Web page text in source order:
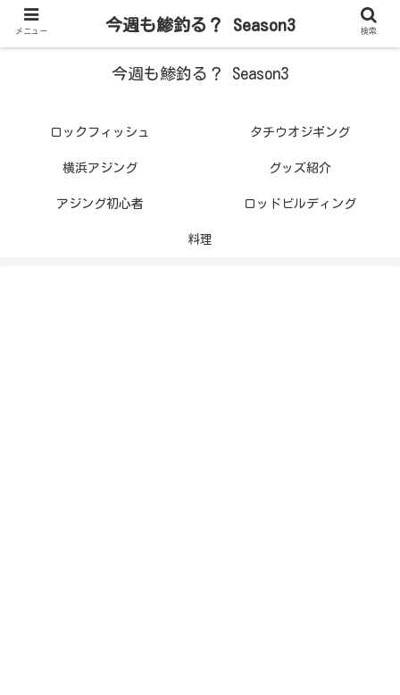
今週も鯵釣る？ Season3
ロックフィッシュ タチウオジギング
横浜アジング グッズ紹介
アジング初心者 ロッドビルディング
料理
メニュー 今週も鯵釣る？ Season3 検索